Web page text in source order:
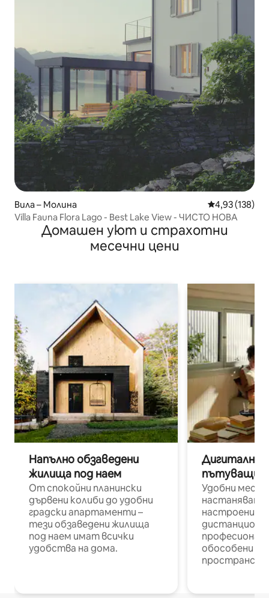
Вила – Молина Средна
4,93 (138)
Villa Fauna Flora Lago - Best Lake View - ЧИСТО НОВА
Домашен уют и страхотни
месечни цени
Напълно обзаведени
жилища под наем
От спокойни планински
дървени колиби до удобни
градски апартаменти –
тези обзаведени жилища
под наем имат всички
удобства на дома.
Дигитални
пътуващи
Удобни
настаняване
настроени и
обособени